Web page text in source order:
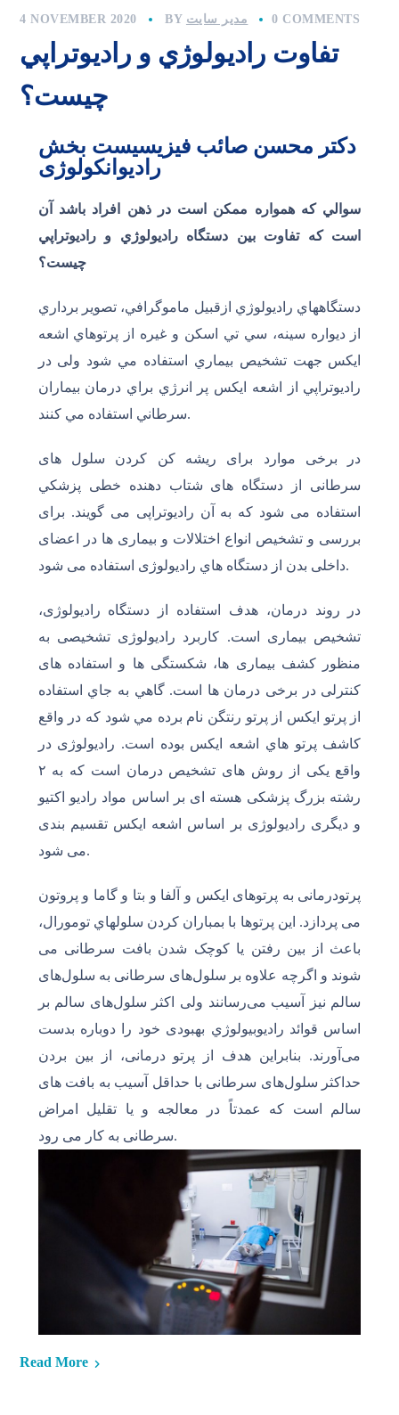
4 NOVEMBER 2020 BY مدیر سایت 0 COMMENTS
تفاوت راديولوژي و راديوتراپي
چیست؟
دکتر محسن صائب فیزیسیست بخش
رادیوانکولوژی
سوالي که همواره ممکن است در ذهن افراد باشد آن
است که تفاوت بين دستگاه راديولوژي و راديوتراپي
چيست؟
دستگاههاي راديولوژي ازقبيل ماموگرافي، تصوير برداري
از ديواره سينه، سي تي اسکن و غيره از پرتوهاي اشعه
ايکس جهت تشخيص بيماري استفاده مي شود ولی در
راديوتراپي از اشعه ايکس پر انرژي براي درمان بيماران
سرطاني استفاده مي کنند.
در برخی موارد برای ريشه کن کردن سلول های
سرطانی از دستگاه های شتاب دهنده خطی پزشکي
استفاده می شود که به آن رادیوتراپی می گویند. برای
بررسی و تشخیص انواع اختلالات و بیماری ها در اعضای
داخلی بدن از دستگاه هاي رادیولوژی استفاده می شود.
در روند درمان، هدف استفاده از دستگاه رادیولوژی،
تشخیص بیماری است. کاربرد رادیولوژی تشخیصی به
منظور کشف بیماری ها، شکستگی ها و استفاده های
کنترلی در برخی درمان ها است. گاهي به جاي استفاده
از پرتو ايکس از پرتو رنتگن نام برده مي شود که در واقع
کاشف پرتو هاي اشعه ايکس بوده است. رادیولوژی در
واقع یکی از روش های تشخیص درمان است که به ۲
رشته بزرگ پزشکی هسته ای بر اساس مواد رادیو اکتیو
و دیگری رادیولوژی بر اساس اشعه ایکس تقسیم بندی
می شود.
پرتودرمانی به پرتوهای ایکس و آلفا و بتا و گاما و پروتون
می پردازد. این پرتوها با بمباران کردن سلولهاي تومورال،
باعث از بین رفتن یا کوچک شدن بافت سرطانی می
شوند و اگرچه علاوه بر سلول‌های سرطانی به سلول‌های
سالم نیز آسیب می‌رسانند ولی اکثر سلول‌های سالم بر
اساس قوائد راديوبيولوژي بهبودی خود را دوباره بدست
می‌آورند. بنابراین هدف از پرتو درمانی، از بین بردن
حداکثر سلول‌های سرطانی با حداقل آسیب به بافت های
سالم است که عمدتاً در معالجه و یا تقلیل امراض
سرطانی به کار می رود.
Read More